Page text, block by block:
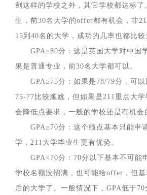
剑这样的学校之外，其它学校都达标了
生，前30名大学的offer都有机会，非
15到40名的大学，成功的几率也都比较
GPA≥80分：这是英国大学对中国
果是普通专业，前30名大学都可以。
GPA≥75分：如果是78/79分，可以
75-77比较尴尬，但如果是211重点大
会降低点要求，一般的学校还是有机会
GPA≥70分：这个绩点基本只能申
学，211大学毕业生更有优势。
GPA<70分：70分以下基本不可能
学校名额没招满，也可能给offer，但基
后的大学了。一般情况下，GPA低于